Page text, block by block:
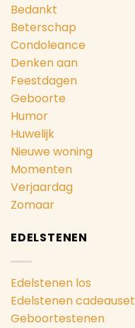
Bedankt
Beterschap
Condoleance
Denken aan
Feestdagen
Geboorte
Humor
Huwelijk
Nieuwe woning
Momenten
Verjaardag
Zomaar
EDELSTENEN
Edelstenen los
Edelstenen cadeauset
Geboortestenen